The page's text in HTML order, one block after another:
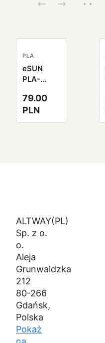
PLA
eSUN
PLA-
Filament
1.75mm
1000g
79.00
PLN
ALTWAY(PL)
Sp. z o.
o.
Aleja
Grunwaldzka
212
80-266
Gdańsk,
Polska
Pokaż